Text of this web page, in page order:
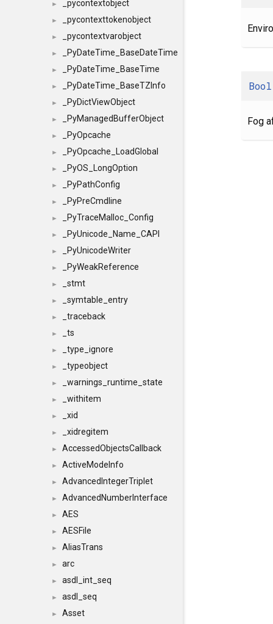
► _pycontextobject
► _pycontexttokenobject
► _pycontextvarobject
► _PyDateTime_BaseDateTime
► _PyDateTime_BaseTime
► _PyDateTime_BaseTZInfo
► _PyDictViewObject
► _PyManagedBufferObject
► _PyOpcache
► _PyOpcache_LoadGlobal
► _PyOS_LongOption
► _PyPathConfig
► _PyPreCmdline
► _PyTraceMalloc_Config
► _PyUnicode_Name_CAPI
► _PyUnicodeWriter
► _PyWeakReference
► _stmt
► _symtable_entry
► _traceback
► _ts
► _type_ignore
► _typeobject
► _warnings_runtime_state
► _withitem
► _xid
► _xidregitem
► AccessedObjectsCallback
► ActiveModeInfo
► AdvancedIntegerTriplet
► AdvancedNumberInterface
► AES
► AESFile
► AliasTrans
► arc
► asdl_int_seq
► asdl_seq
► Asset
Bool
Fog